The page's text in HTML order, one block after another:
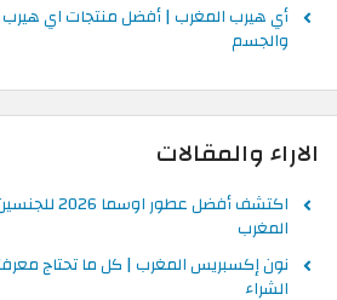
أي هيرب المغرب | أفضل منتجات اي هيرب
والجسم
الاراء والمقالات
اكتشف أفضل عطور
المغرب
نون إكسبريس المغرب | كل ما تحتاج
الشراء